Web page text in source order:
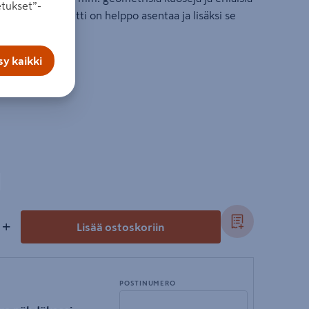
vinyylitapetti on helppo asentaa ja lisäksi se
+ Lisää ostoskoriin
POSTINUMERO
kaikki